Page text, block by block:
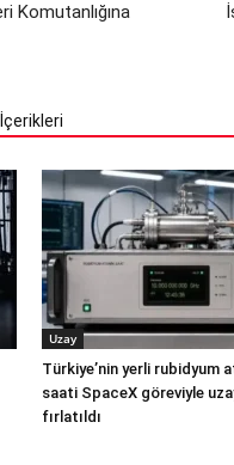
Komutanlığına
Uzay
Türkiye’nin yerli rubidyum
saati SpaceX göreviyle
fırlatıldı